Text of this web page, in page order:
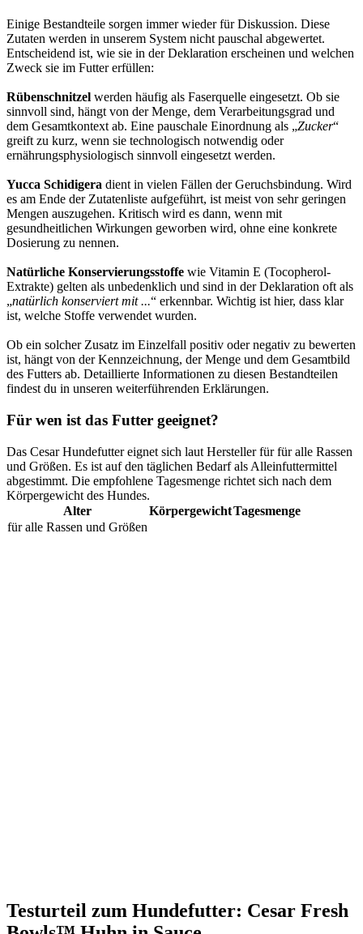
Einige Bestandteile sorgen immer wieder für Diskussion. Diese
Zutaten werden in unserem System nicht pauschal abgewertet.
Entscheidend ist, wie sie in der Deklaration erscheinen und welchen
Zweck sie im Futter erfüllen:
Rübenschnitzel werden häufig als Faserquelle eingesetzt. Ob sie
sinnvoll sind, hängt von der Menge, dem Verarbeitungsgrad und
dem Gesamtkontext ab. Eine pauschale Einordnung als „Zucker“
greift zu kurz, wenn sie technologisch notwendig oder
ernährungsphysiologisch sinnvoll eingesetzt werden.
Yucca Schidigera dient in vielen Fällen der Geruchsbindung. Wird
es am Ende der Zutatenliste aufgeführt, ist meist von sehr geringen
Mengen auszugehen. Kritisch wird es dann, wenn mit
gesundheitlichen Wirkungen geworben wird, ohne eine konkrete
Dosierung zu nennen.
Natürliche Konservierungsstoffe wie Vitamin E (Tocopherol-
Extrakte) gelten als unbedenklich und sind in der Deklaration oft als
„natürlich konserviert mit ...“ erkennbar. Wichtig ist hier, dass klar
ist, welche Stoffe verwendet wurden.
Ob ein solcher Zusatz im Einzelfall positiv oder negativ zu bewerten
ist, hängt von der Kennzeichnung, der Menge und dem Gesamtbild
des Futters ab. Detaillierte Informationen zu diesen Bestandteilen
findest du in unseren weiterführenden Erklärungen.
Für wen ist das Futter geeignet?
Das Cesar Hundefutter eignet sich laut Hersteller für für alle Rassen
und Größen. Es ist auf den täglichen Bedarf als Alleinfuttermittel
abgestimmt. Die empfohlene Tagesmenge richtet sich nach dem
Körpergewicht des Hundes.
Alter
KörpergewichtTagesmenge
für alle Rassen und Größen
Testurteil zum Hundefutter: Cesar Fresh